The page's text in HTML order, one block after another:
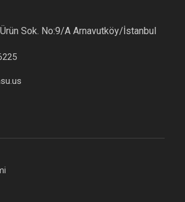
Sok. No:9/A Arnavutköy/İstanbul